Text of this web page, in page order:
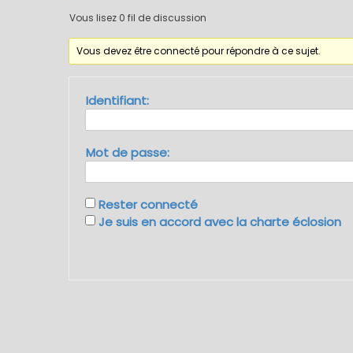
Vous lisez 0 fil de discussion
Vous devez être connecté pour répondre à ce sujet.
Identifiant:
Mot de passe:
Rester connecté
Je suis en accord avec la charte éclosion